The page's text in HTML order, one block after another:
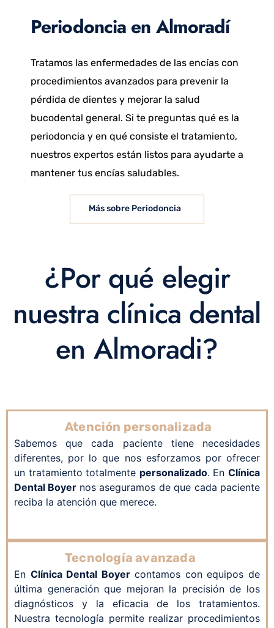
Periodoncia en Almoradí
Tratamos las enfermedades de las encías con
procedimientos avanzados para prevenir la
pérdida de dientes y mejorar la salud
bucodental general. Si te preguntas qué es la
periodoncia y en qué consiste el tratamiento,
nuestros expertos están listos para ayudarte a
mantener tus encías saludables.
Más sobre Periodoncia
¿Por qué elegir
nuestra clínica dental
en Almoradi?
Atención personalizada
Sabemos que cada paciente tiene necesidades
diferentes, por lo que nos esforzamos por ofrecer
un tratamiento totalmente personalizado. EnClínica
Dental Boyer nos aseguramos de que cada paciente
reciba la atención que merece.
Tecnología avanzada
En Clínica Dental Boyer contamos con equipos de
última generación que mejoran la precisión de los
diagnósticos y la eficacia de los tratamientos.
Nuestra tecnología permite realizar procedimientos